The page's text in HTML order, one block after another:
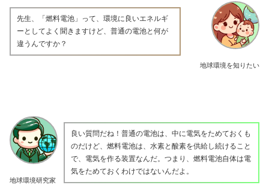
地球環境を知りたい
先生、「燃料電池」って、環境に良いエネルギ
ーとしてよく聞きますけど、普通の電池と何が
違うんですか？
地球環境研究家
良い質問だね！普通の電池は、中に電気をためておくも
のだけど、燃料電池は、水素と酸素を供給し続けること
で、電気を作る装置なんだ。つまり、燃料電池自体は電
気をためておくわけではないんだよ。